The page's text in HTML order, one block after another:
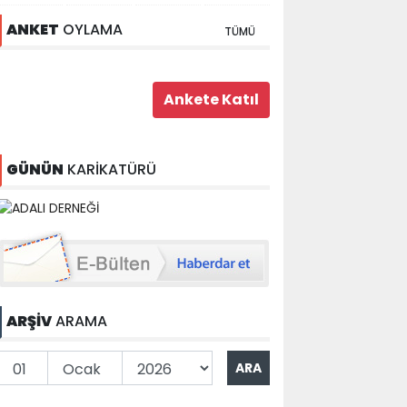
ANKET OYLAMA TÜMÜ
GÜNÜN KARİKATÜRÜ
ARŞİVARAMA